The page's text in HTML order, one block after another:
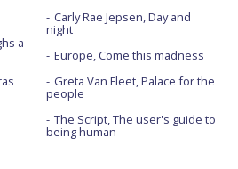
a
Carly Rae Jepsen, Day and
night
Europe, Come this madness
Greta Van Fleet, Palace for the
people
The Script, The user's guide to
being human